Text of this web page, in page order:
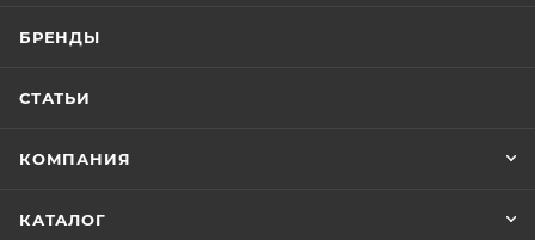
БРЕНДЫ
СТАТЬИ
КОМПАНИЯ
КАТАЛОГ